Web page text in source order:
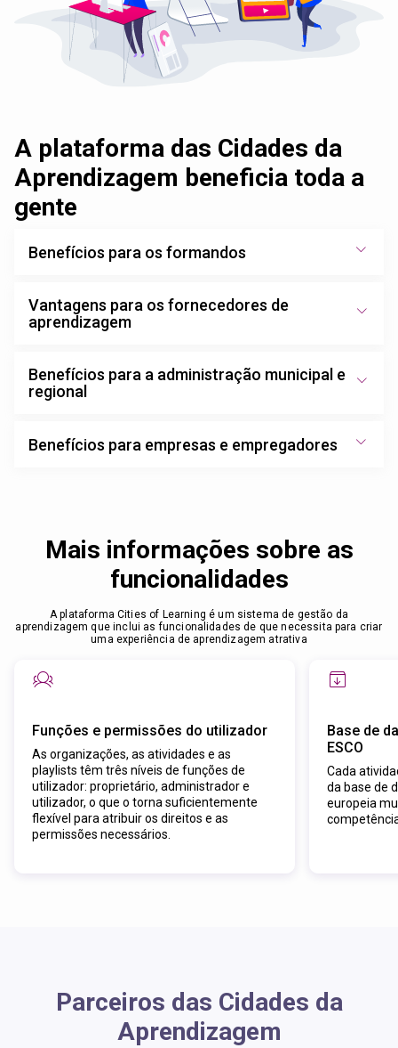
A plataforma das Cidades da
Aprendizagem beneficia toda a
gente
Benefícios para os formandos
Vantagens para os fornecedores de
aprendizagem
Benefícios para a administração municipal e
regional
Benefícios para empresas e empregadores
Mais informações sobre as
funcionalidades
A plataforma Cities of Learning é um sistema de gestão da
aprendizagem que inclui as funcionalidades de que necessita para criar
uma experiência de aprendizagem atrativa
Funções e permissões do utilizador
As organizações, as atividades e as
playlists têm três níveis de funções de
utilizador: proprietário, administrador e
utilizador, o que o torna suficientemente
flexível para atribuir os direitos e as
permissões necessários.
Base de
ESCO
Cada
da base de
europeia
Parceiros das Cidades da
Aprendizagem